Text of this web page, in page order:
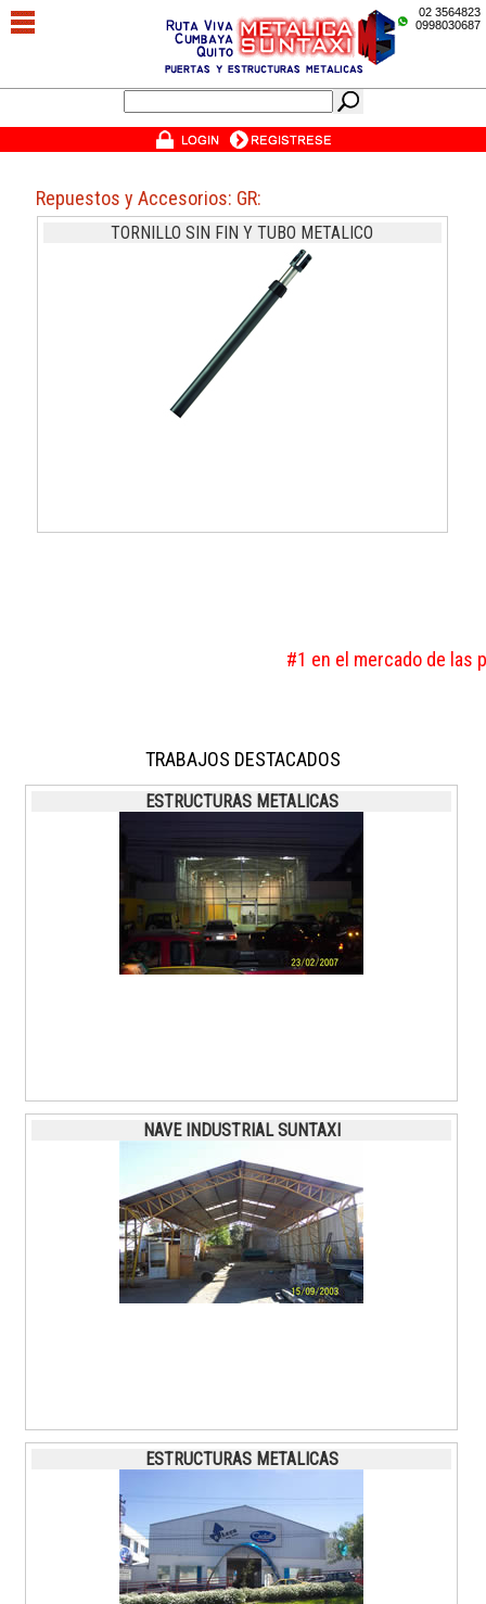
02 3564823
0998030687
Repuestos y Accesorios: GR:
TORNILLO SIN FIN Y TUBO METALICO
#1 en el mercado de las
TRABAJOS DESTACADOS
ESTRUCTURAS METALICAS
NAVE INDUSTRIAL SUNTAXI
ESTRUCTURAS METALICAS